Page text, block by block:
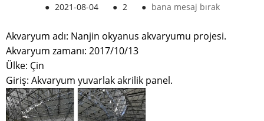
● 2021-08-04 ● 2 ● bana mesaj bırak
Akvaryum adı: Nanjin okyanus akvaryumu projesi.
Akvaryum zamanı: 2017/10/13
Ülke: Çin
Giriş: Akvaryum yuvarlak akrilik panel.